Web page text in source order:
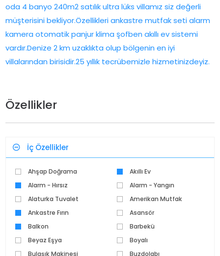
oda 4 banyo 240m2 satılık ultra lüks villamız siz değerli
müşterisini bekliyor.Özellikleri ankastre mutfak seti alarm
kamera otomatik panjur klima şofben akıllı ev sistemi
vardır.Denize 2 km uzaklıkta olup bölgenin en iyi
villalarından birisidir.25 yıllık tecrübemizle hizmetinizdeyiz.
Özellikler
İç Özellikler
Ahşap Doğrama
Akıllı Ev
Alarm - Hırsız
Alarm - Yangın
Alaturka Tuvalet
Amerikan Mutfak
Ankastre Fırın
Asansör
Balkon
Barbekü
Beyaz Eşya
Boyalı
Bulaşık Makinesi
Buzdolabı